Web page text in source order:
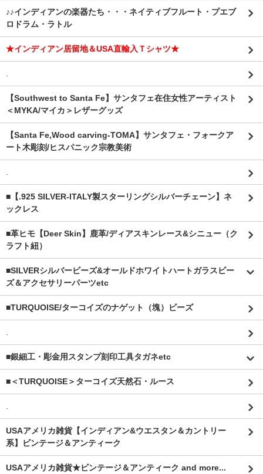
♪♪インディアンの楽器たち・・・ネイティブフルート・プエブ
ロドラム・ラトル
★インディアン居留地＆USA直輸入Ｔシャツ★
【Southwest to Santa Fe】サンタフェ在住女性アーティスト
＜MYKA/マイカ＞レザーグッズ
【Santa Fe,Wood carving-TOMA】サンタフェ・フォークア
ート木彫刻/ヒスパニック宗教美術
■【.925 SILVER-ITALY製スターリングシルバーチェーン】ネ
ックレス
■革ヒモ【Deer Skin】鹿革/ディアスキンレース&シニュー（ク
ラフト紐）
■SILVERシルバービーズ&オールドホワイトハートガラスビー
ズ＆アクセサリーパーツetc
■TURQUOISE/ターコイズのナゲット（塊）ビーズ
■銀細工・彫金用スタンプ刻印工具タガネetc
■＜TURQUOISE＞ターコイズ天然石・ルース
USAアメリカ雑貨【インディアン&ウエスタン＆カントリー
系】ビンテージ＆アンティーク
USAアメリカ雑貨★ビンテージ＆アンティーク and more...